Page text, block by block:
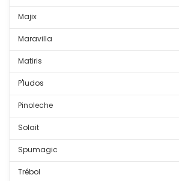
Majix
Maravilla
Matiris
P'ludos
Pinoleche
Solait
Spumagic
Trébol